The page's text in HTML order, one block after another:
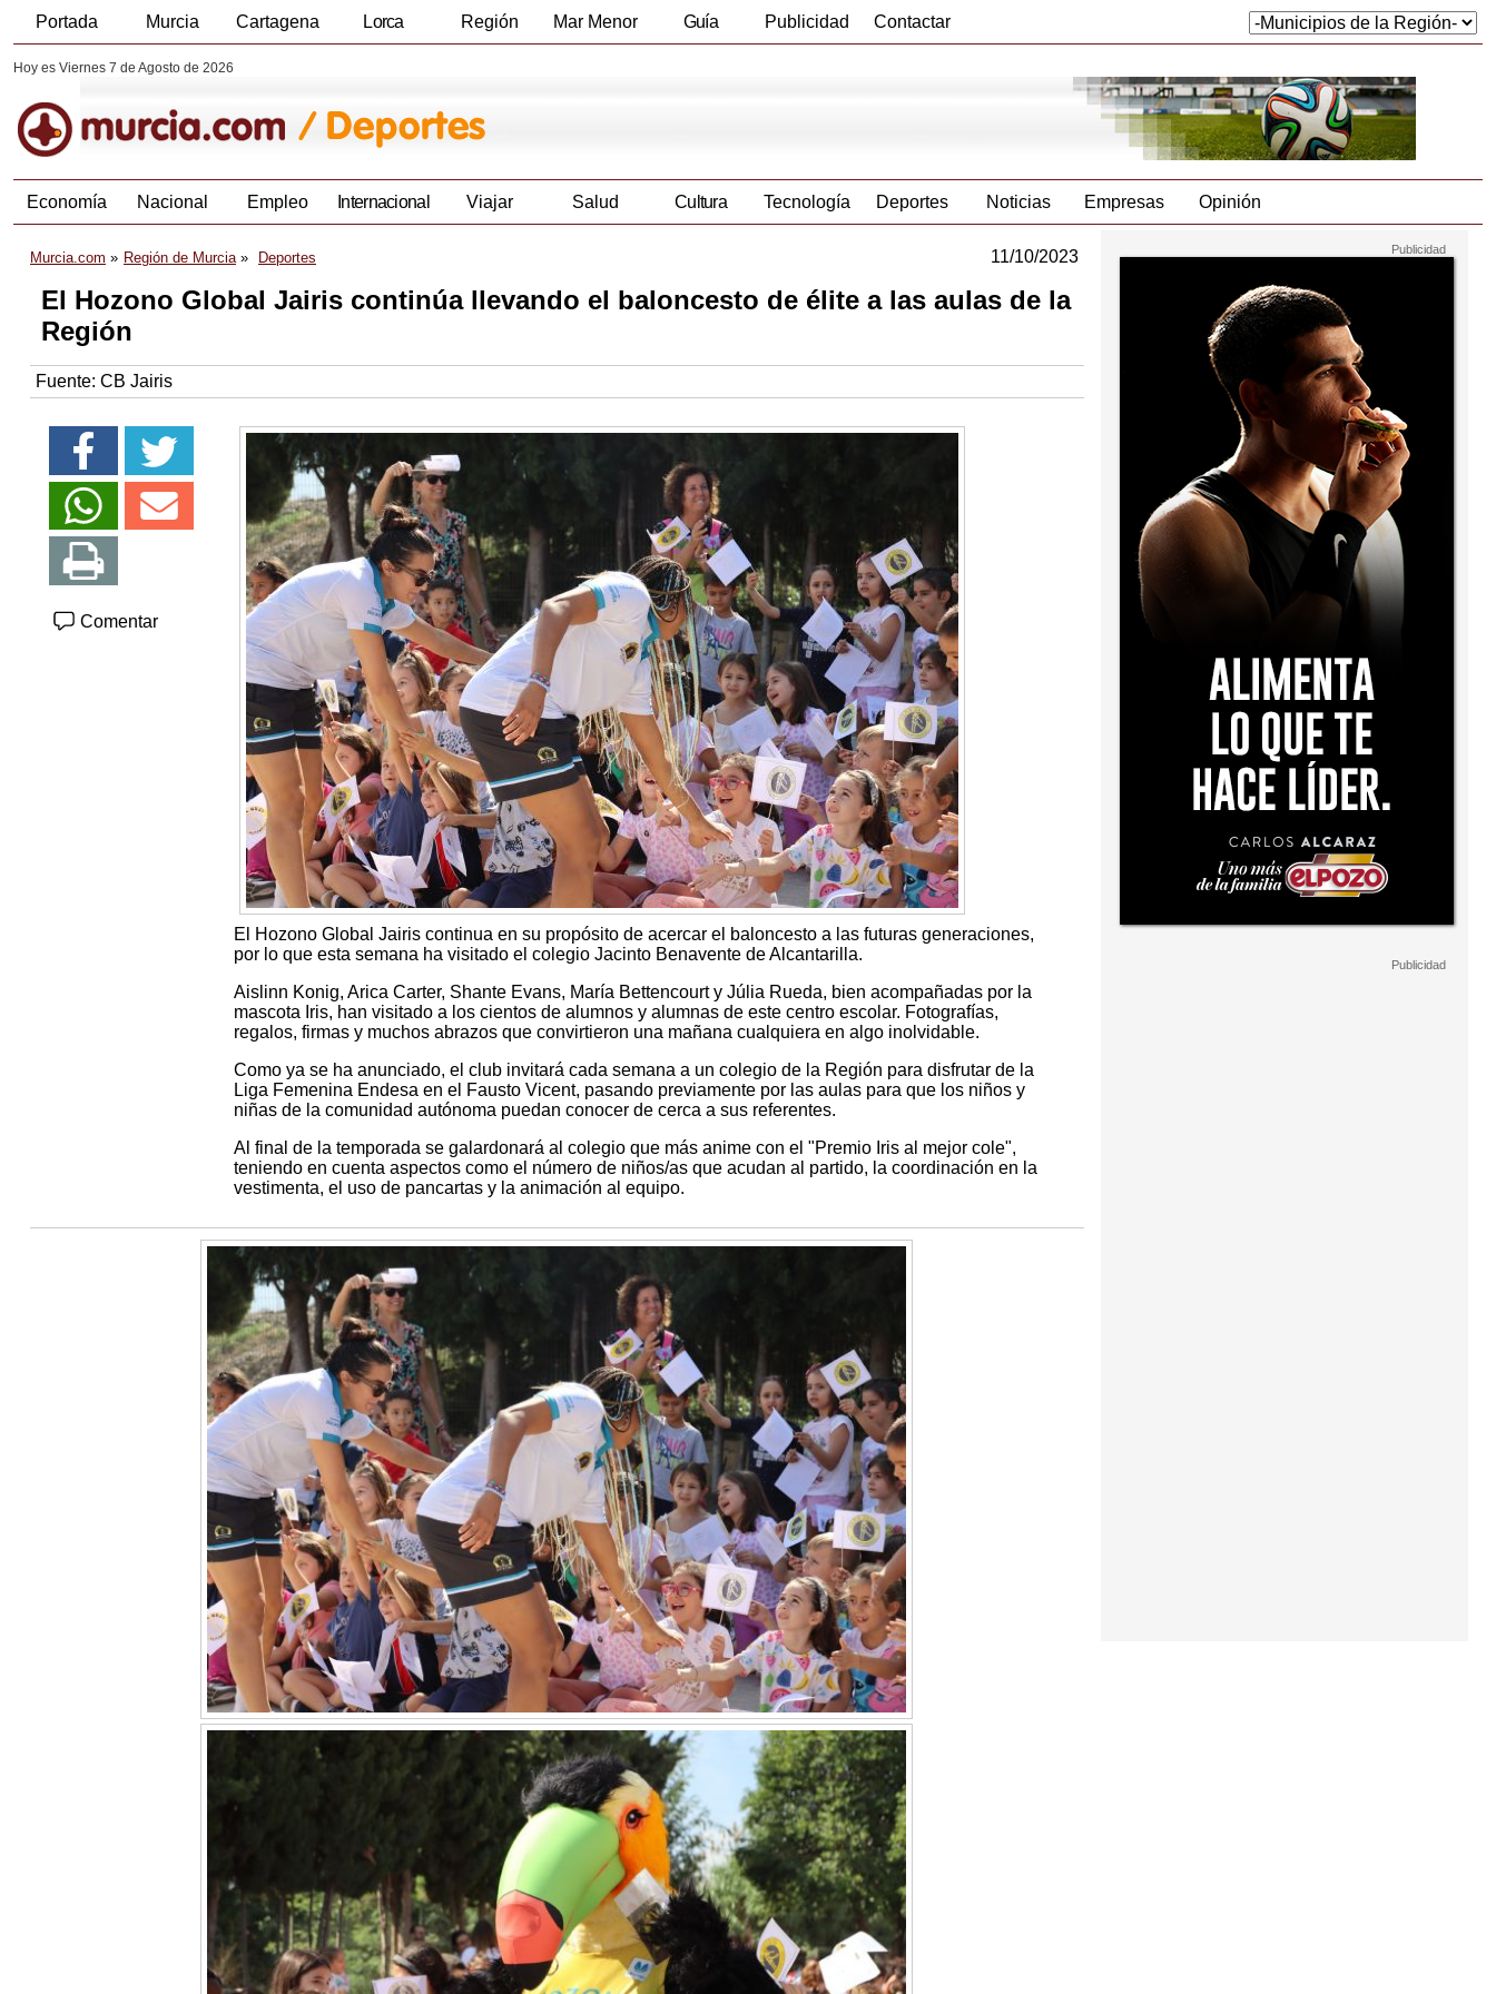
Portada Murcia Cartagena Lorca Región Mar Menor Guía Publicidad Contactar
Hoy es Viernes 7 de Agosto de 2026
Economía Nacional Empleo Internacional Viajar Salud Cultura Tecnología Deportes Noticias Empresas Opinión
Murcia.com Región de Murcia Deportes 11/10/2023
El Hozono Global Jairis continúa llevando el baloncesto de élite a las aulas de la
Región
Fuente: CB Jairis
Comentar
El Hozono Global Jairis continua en su propósito de acercar el baloncesto a las futuras generaciones,
por lo que esta semana ha visitado el colegio Jacinto Benavente de Alcantarilla.
Aislinn Konig, Arica Carter, Shante Evans, María Bettencourt y Júlia Rueda, bien acompañadas por la
mascota Iris, han visitado a los cientos de alumnos y alumnas de este centro escolar. Fotografías,
regalos, firmas y muchos abrazos que convirtieron una mañana cualquiera en algo inolvidable.
Como ya se ha anunciado, el club invitará cada semana a un colegio de la Región para disfrutar de la
Liga Femenina Endesa en el Fausto Vicent, pasando previamente por las aulas para que los niños y
niñas de la comunidad autónoma puedan conocer de cerca a sus referentes.
Al final de la temporada se galardonará al colegio que más anime con el "Premio Iris al mejor cole",
teniendo en cuenta aspectos como el número de niños/as que acudan al partido, la coordinación en la
vestimenta, el uso de pancartas y la animación al equipo.